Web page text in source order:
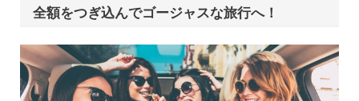
全額をつぎ込んでゴージャスな旅行へ！